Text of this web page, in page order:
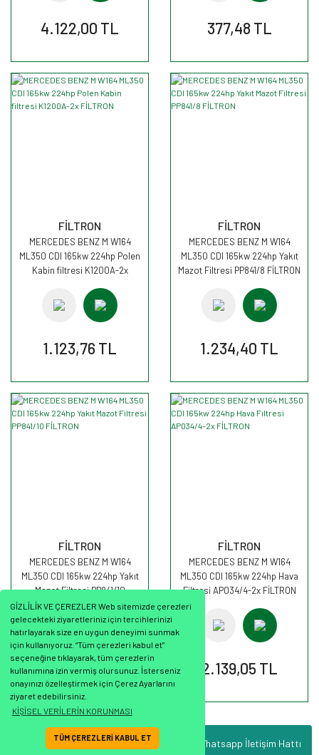
GİZLİLİK VE ÇEREZLER Web sitemizde çerezleri
gelecekteki ziyaretleriniz için tercihlerinizi
hatırlayarak size en uygun deneyimi sunmak
için kullanıyoruz. “Tüm çerezleri kabul et”
seçeneğine tıklayarak, tüm çerezlerin
kullanımına izin vermiş olursunuz. İsterseniz
onayınızı özelleştirmek için Çerez Ayarlarını
ziyaret edebilirsiniz.
KİŞİSEL VERİLERİN KORUNMASI
TÜM ÇEREZLERİ KABUL ET Whatsapp İletişim Hattı
4.122,00 TL 377,48 TL
FİLTRON
MERCEDES BENZ M W164
ML350 CDI 165kw 224hp Polen
Kabin filtresi K1200A-2x
1.123,76 TL
FİLTRON
MERCEDES BENZ M W164
ML350 CDI 165kw 224hp Yakıt
Mazot Filtresi PP841/8 FİLTRON
1.234,40 TL
FİLTRON
MERCEDES BENZ M W164
ML350 CDI 165kw 224hp Yakıt
Mazot Filtresi PP841/10
FİLTRON
1.466,53 TL
FİLTRON
MERCEDES BENZ M W164
ML350 CDI 165kw 224hp Hava
Filtresi AP034/4-2x FİLTRON
2.139,05 TL